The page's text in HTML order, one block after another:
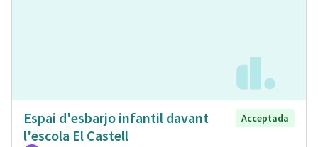
Espai d'esbarjo infantil davant
l'escola El Castell
Acceptada